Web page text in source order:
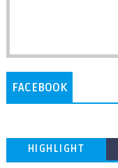
FACEBOOK
HIGHLIGHT